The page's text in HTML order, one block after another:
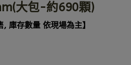
大包-約690顆)
, 庫存數量 依現場為主】